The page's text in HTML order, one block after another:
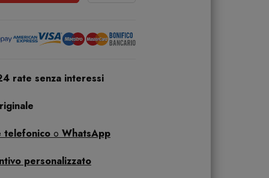
rate senza interessi
telefonico o WhatsApp
personalizzato